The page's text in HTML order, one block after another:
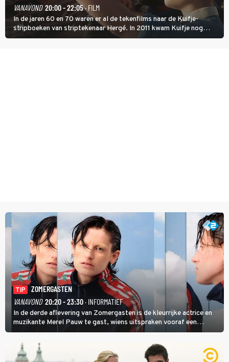
VANAVOND 20:00 - 22:05· FILM
In de jaren 60 en 70 waren er al de tekenfilms naar de Kuifje-
stripboeken van striptekenaar Hergé. In 2011 kwam Kuifje nog
meer tot leven in The Adventures of Tintin van Steven Spielberg.
TIP
ZOMERGASTEN
VANAVOND 20:20 - 23:30· INFORMATIEF
In de derde aflevering van Zomergasten is de kleurrijke actrice en
muzikante Merel Pauw te gast, wiens uitspraken vooraf een
boeiende avond beloven: 'Mijn ideale televisieavond is zoals mijn
identiteit: grenzeloos, absurd en vol angsten'.